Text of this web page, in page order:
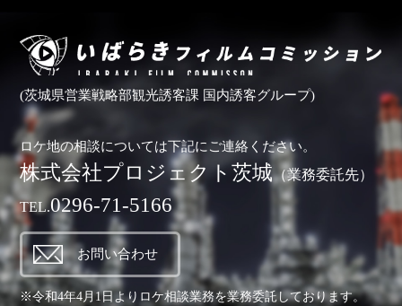
(茨城県営業戦略部観光誘客課 国内誘客グループ)
ロケ地の相談については下記にご連絡ください。
株式会社プロジェクト茨城（業務委託先）
TEL.0296-71-5166
お問い合わせ
※令和4年4月1日よりロケ相談業務を業務委託しております。